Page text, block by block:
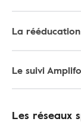
La
Le suivi
Les réseaux